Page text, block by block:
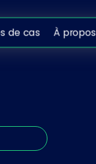
de cas À propos
de cas À propos